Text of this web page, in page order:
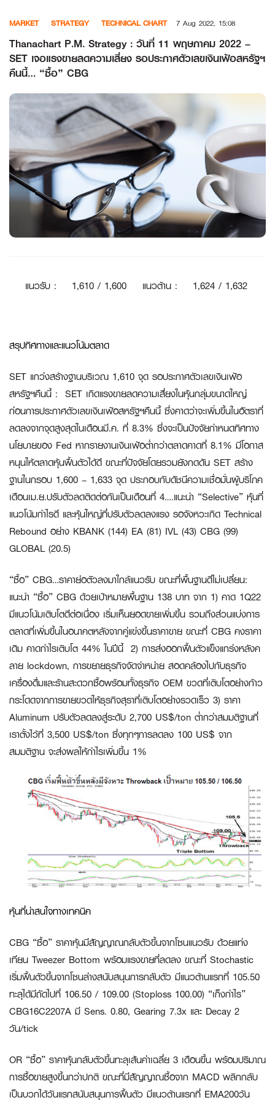
content
MARKET STRATEGY TECHNICAL CHART 7 Aug 2022, 15:08
Thanachart P.M. Strategy : วันที่ 11 พฤษภาคม 2022 –
SET เจอแรงขายลดความเสี่ยง รอประกาศตัวเลขเงินเฟ้อสหรัฐฯ
คืนนี้… “ซื้อ” CBG
แนวรับ: 1,610 / 1,600 แนวต้าน : 1,624 / 1,632
สรุปทิศทางและแนวโน้มตลาด
SET แกว่งสร้างฐานบริเวณ 1,610 จุด รอประกาศตัวเลขเงินเฟ้อ
สหรัฐฯคืนนี้ : SET เกิดแรงขายลดความเสี่ยงในหุ้นกลุ่มขนาดใหญ่
ก่อนการประกาศตัวเลขเงินเฟ้อสหรัฐฯคืนนี้ ซึ่งคาดว่าจะเพิ่มขึ้นในอัตราที่
ลดลงจากจุดสูงสุดในเดือนมี.ค. ที่ 8.3% ซึ่งจะเป็นปัจจัยกำหนดทิศทาง
นโยบายของ Fed หากรายงานเงินเฟ้อต่ำกว่าตลาดคาดที่ 8.1% มีโอกาส
หนุนให้ตลาดหุ้นฟื้นตัวได้ดี ขณะที่ปัจจัยโดยรวมยังกดดัน SET สร้าง
ฐานในกรอบ 1,600 – 1,633 จุด ประกอบกับดัชนีความเชื่อมั่นผู้บริโภค
เดือนเม.ย.ปรับตัวลดติดต่อกันเป็นเดือนที่ 4….แนะนำ “Selective” หุ้นที่
แนวโน้มกำไรดี และหุ้นใหญ่ที่ปรับตัวลดลงแรง รอจังหวะเกิด Technical
Rebound อย่าง KBANK (144) EA (81) IVL (43) CBG (99)
GLOBAL (20.5)
“ซื้อ” CBG…ราคาย่อตัวลงมาใกล้แนวรับ ขณะที่พื้นฐานดีไม่เปลี่ยน:
แนะนำ “ซื้อ” CBG ด้วยเป้าหมายพื้นฐาน 138 บาท จาก 1) คาด 1Q22
มีแนวโน้มเติบโตดีต่อเนื่อง เริ่มเห็นยอดขายเพิ่มขึ้น รวมถึงส่วนแบ่งการ
ตลาดที่เพิ่มขึ้นในอนาคตหลังจากคู่แข่งขึ้นราคาขาย ขณะที่ CBG คงราคา
เดิม คาดกำไรเติบโต 44% ในปีนี้ 2) การส่งออกฟื้นตัวแข็งแกร่งหลังค
ลาย lockdown, การขยายธุรกิจจัดจำหน่าย สอดคล้องไปกับธุรกิจ
เครื่องดื่มและร้านสะดวกซื้อพร้อมทั้งธุรกิจ OEM ขวดที่เติบโตอย่างก้าว
กระโดดจากการขายขวดให้ธุรกิจสุราที่เติบโตอย่างรวดเร็ว 3) ราคา
Aluminum ปรับตัวลดลงสู่ระดับ 2,700 US$/ton ต่ำกว่าสมมติฐานที่
เราตั้งไว้ที่ 3,500 US$/ton ซึ่งทุกๆการลดลง 100 US$ จาก
สมมติฐาน จะส่งผลให้กำไรเพิ่มขึ้น 1%
หุ้นที่น่าสนใจทางเทคนิค
CBG “ซื้อ” ราคาหุ้นมีสัญญาณกลับตัวขึ้นจากโซนแนวรับ ด้วยแท่ง
เทียน Tweezer Bottom พร้อมแรงขายที่ลดลง ขณะที่ Stochastic
เริ่มฟื้นตัวขึ้นจากโซนล่างสนับสนุนการกลับตัว มีแนวต้านแรกที่ 105.50
ทะลุได้มีถัดไปที่ 106.50 / 109.00 (Stoploss 100.00) “เก็งกำไร”
CBG16C2207A มี Sens. 0.80, Gearing 7.3x และ Decay 2
วัน/tick
OR “ซื้อ” ราคาหุ้นกลับตัวขึ้นทะลุเส้นค่าเฉลี่ย 3 เดือนขึ้น พร้อมปริมาณ
การซื้อขายสูงขึ้นกว่าปกติ ขณะที่มีสัญญาณซื้อจาก MACD พลิกกลับ
เป็นบวกได้วันแรกสนับสนุนการฟื้นตัว มีแนวต้านแรกที่ EMA200วัน